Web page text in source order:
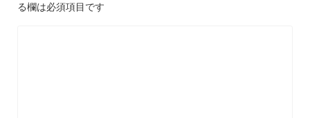
る欄は必須項目です